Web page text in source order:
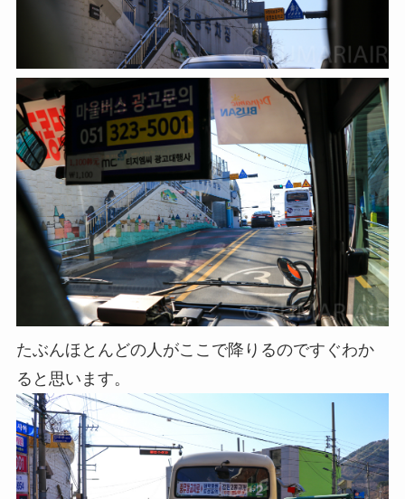
たぶんほとんどの人がここで降りるのですぐわか
ると思います。